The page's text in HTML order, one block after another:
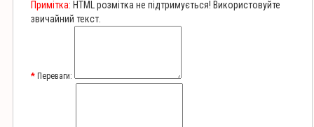
Примітка: HTML розмітка не підтримується! Використовуйте
звичайний текст.
Переваги: